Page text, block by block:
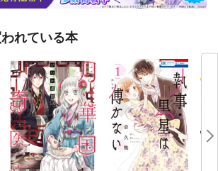
れている本